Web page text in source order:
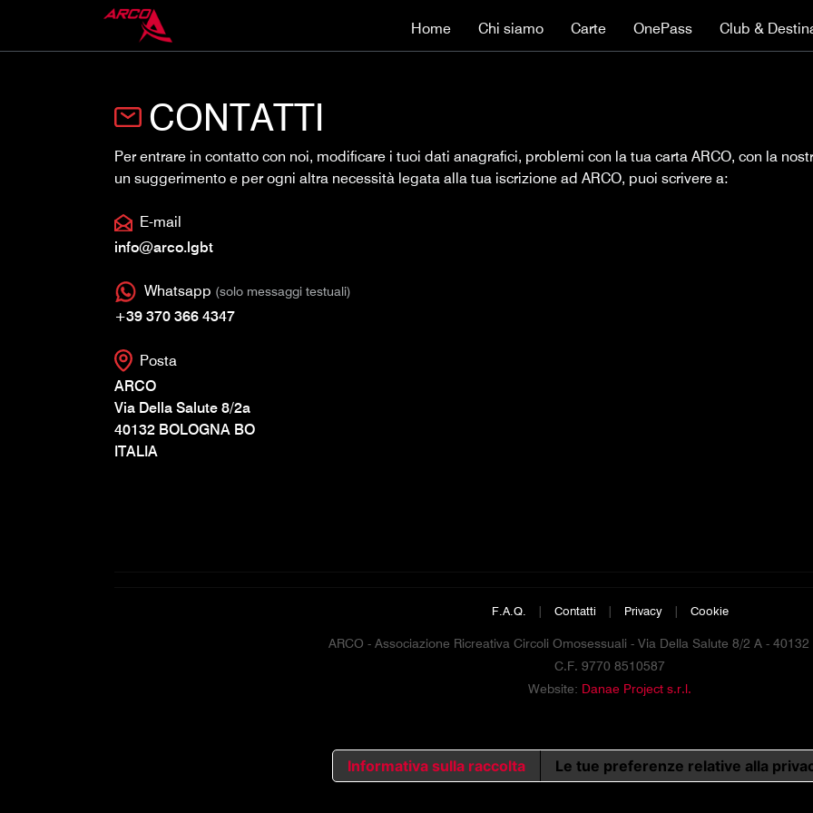
Home Chi siamo Carte OnePass Club &
CONTATTI
Per entrare in contatto con noi, modificare i tuoi dati anagrafici, problemi con la tua carta ARCO, con la
un suggerimento e per ogni altra necessità legata alla tua iscrizione ad ARCO, puoi scrivere a:
E-mail
info@arco.lgbt
Whatsapp (solo messaggi testuali)
+39 370 366 4347
Posta
ARCO
Via Della Salute 8/2a
40132 BOLOGNA BO
ITALIA
F.A.Q. | Contatti | Privacy | Cookie
ARCO - Associazione Ricreativa Circoli Omosessuali - Via Della Salute 8/2 A -
C.F. 9770 8510587
Website: Danae Project s.r.l.
Informativa sulla raccolta Le tue preferenze relative alla